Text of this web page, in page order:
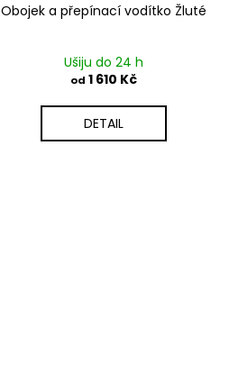
Obojek a přepínací vodítko Žluté
Ušiju do 24 h
od 1 610 Kč
DETAIL